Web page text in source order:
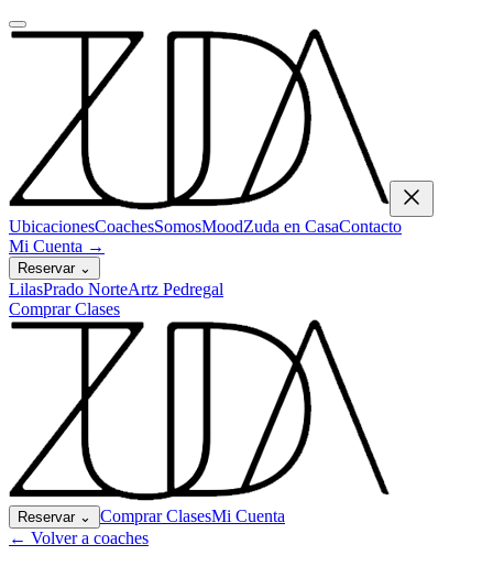
UbicacionesCoachesSomosMoodZuda en CasaContacto
Mi Cuenta →
Reservar ⌄
LilasPrado NorteArtz Pedregal
Comprar Clases
Reservar ⌄ Comprar ClasesMi Cuenta
← Volver a coaches